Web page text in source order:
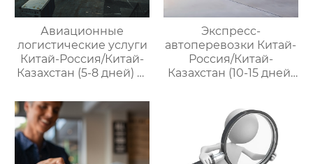
Авиационные
логистические услуги
Китай-Россия/Китай-
Казахстан (5-8 дней) —
управлению
международными
цепями поставок
Экспресс-
автоперевозки Китай-
Россия/Китай-
Казахстан (10-15 дней)
международными
цепями поставок